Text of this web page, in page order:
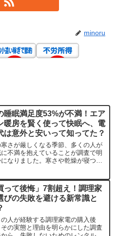
minoru
睡眠満足度53%が不満！エア
暖房を賢く使って快眠へ、電
は意外と安いって知ってた？
さが厳しくなる季節、多くの人が
に不満を抱えていることが調査で明
になりました。寒さや乾燥が寝つき
の使い方や寝具選びで、冬でも快適
眠環境が手に入ります。気になる電
真実や、パナソニック エアーマイ
が教える快眠のヒントをご紹介し
って後悔」7割超え！調理家
びの失敗を避ける新常識と
の人が経験する調理家電の購入後
の実態と理由を明らかにした調査